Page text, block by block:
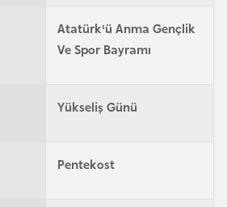
Atatürk'ü Anma Gençlik
Ve Spor Bayramı
Yükseliş Günü
Pentekost